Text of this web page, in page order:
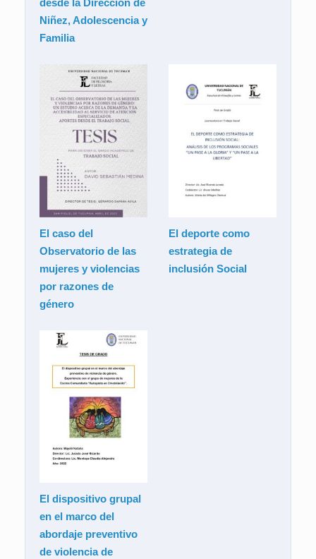
desde la Dirección de
Niñez, Adolescencia y
Familia
El caso del
Observatorio de las
mujeres y violencias
por razones de
género
El deporte como
estrategia de
inclusión Social
El dispositivo grupal
en el marco del
abordaje preventivo
de violencia de